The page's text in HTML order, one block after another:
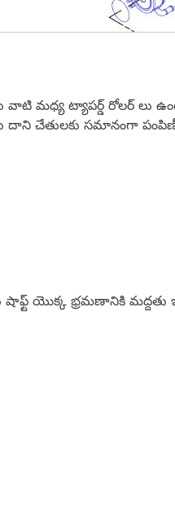
వాటి మధ్య ట్యాపర్డ్ రోలర్
సమానంగా పంపిణీ
యొక్క భ్రమణానికి మద్దతు